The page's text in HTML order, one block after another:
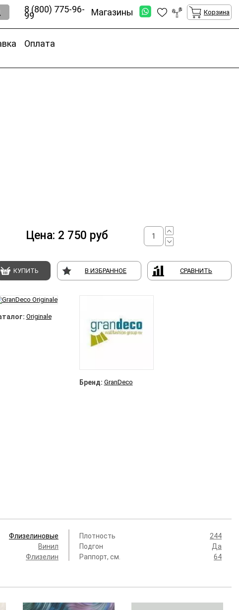
8 (800) 775-96-
99 Магазины Корзина
Оплата
Цена: 2 750 руб
КУПИТЬ В ИЗБРАННОЕ СРАВНИТЬ
Originale
Бренд: GranDeco
Флизелиновые
Винил
Флизелин
Плотность
244
Подгон
Да
Раппорт, см.
64